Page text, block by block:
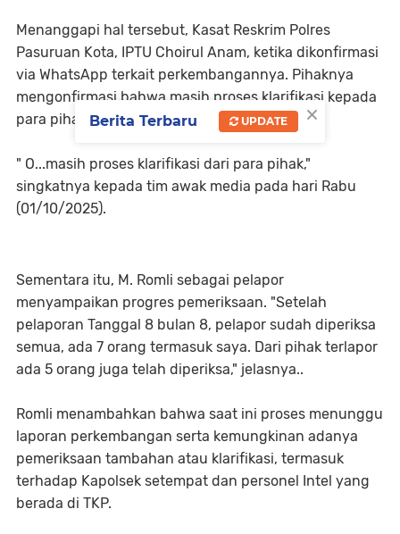
Menanggapi hal tersebut, Kasat Reskrim Polres
Pasuruan Kota, IPTU Choirul Anam, ketika dikonfirmasi
via WhatsApp terkait perkembangannya. Pihaknya
mengonfirmasi bahwa masih proses klarifikasi kepada
para pihak.
" O...masih proses klarifikasi dari para pihak,"
singkatnya kepada tim awak media pada hari Rabu
(01/10/2025).
Sementara itu, M. Romli sebagai pelapor
menyampaikan progres pemeriksaan. "Setelah
pelaporan Tanggal 8 bulan 8, pelapor sudah diperiksa
semua, ada 7 orang termasuk saya. Dari pihak terlapor
ada 5 orang juga telah diperiksa," jelasnya..
Romli menambahkan bahwa saat ini proses menunggu
laporan perkembangan serta kemungkinan adanya
pemeriksaan tambahan atau klarifikasi, termasuk
terhadap Kapolsek setempat dan personel Intel yang
berada di TKP.
×
Berita Terbaru UPDATE